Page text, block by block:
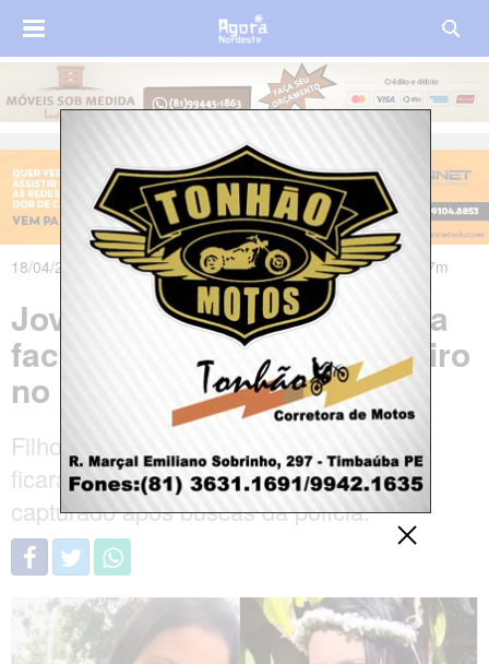
18/04/2025 às 06h17m - Atualizado em 18/04/2025 às 11h37m
Jovem de 23 anos é morta a
facadas pelo ex-companheiro
no interior do Ceará
Filho do casal e irmã da vítima também
ficaram feridos. Suspeito fugiu, mas foi
capturado após buscas da polícia.